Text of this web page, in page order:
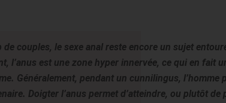
de couples, le sexe anal reste encore un sujet
l’anus est une zone hyper innervée, ce qui en fait
Généralement, pendant un cunnilingus, l’homme
Doigter l’anus permet d’atteindre, ou plutôt de